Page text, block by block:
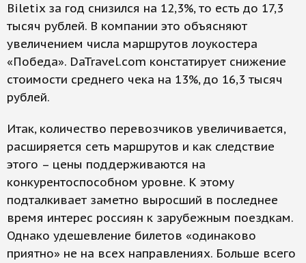
Biletix за год снизился на 12,3%, то есть до 17,3
тысяч рублей. В компании это объясняют
увеличением числа маршрутов лоукостера
«Победа». DaTravel.com констатирует снижение
стоимости среднего чека на 13%, до 16,3 тысяч
рублей.
Итак, количество перевозчиков увеличивается,
расширяется сеть маршрутов и как следствие
этого – цены поддерживаются на
конкурентоспособном уровне. К этому
подталкивает заметно выросший в последнее
время интерес россиян к зарубежным поездкам.
Однако удешевление билетов «одинаково
приятно» не на всех направлениях. Больше всего